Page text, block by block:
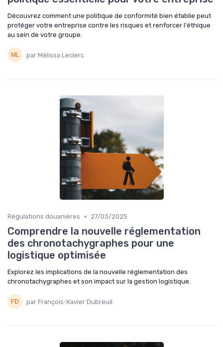
Découvrez comment une politique de conformité bien établie peut
protéger votre entreprise contre les risques et renforcer l'éthique
au sein de votre groupe.
par Mélissa Leclerc
Régulations douanières • 27/03/2025
Comprendre la nouvelle réglementation
des chronotachygraphes pour une
logistique optimisée
Explorez les implications de la nouvelle réglementation des
chronotachygraphes et son impact sur la gestion logistique.
par François-Xavier Dubreuil